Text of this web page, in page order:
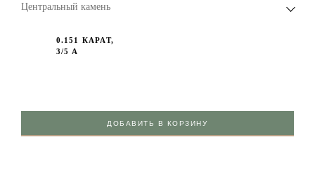
Центральный камень
0.151 КАРАТ,
3/5 А
ДОБАВИТЬ В КОРЗИНУ